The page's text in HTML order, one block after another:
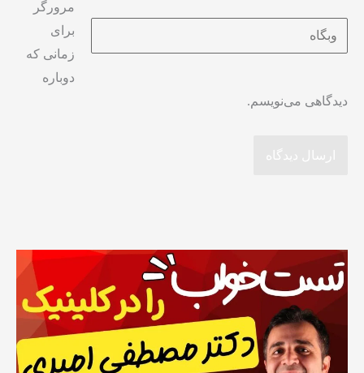
مرورگر
برای
زمانی که
دوباره
دیدگاهی می‌نویسم.